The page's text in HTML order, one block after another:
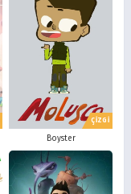
ÇİZGİ
Boyster